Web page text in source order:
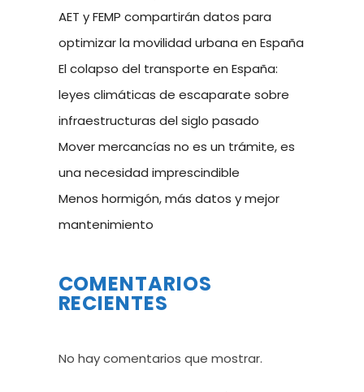
AET y FEMP compartirán datos para
optimizar la movilidad urbana en España
El colapso del transporte en España:
leyes climáticas de escaparate sobre
infraestructuras del siglo pasado
Mover mercancías no es un trámite, es
una necesidad imprescindible
Menos hormigón, más datos y mejor
mantenimiento
COMENTARIOS
RECIENTES
No hay comentarios que mostrar.